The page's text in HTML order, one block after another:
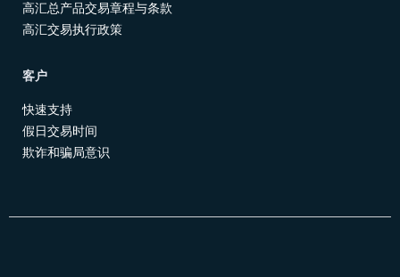
高汇总产品交易章程与条款
高汇交易执行政策
客户
快速支持
假日交易时间
欺诈和骗局意识